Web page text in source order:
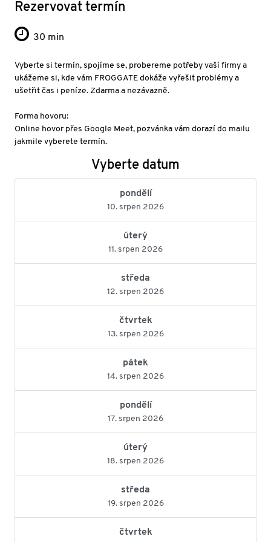
Rezervovat termín
30 min
Vyberte si termín, spojíme se, probereme potřeby vaší firmy a
ukážeme si, kde vám FROGGATE dokáže vyřešit problémy a
ušetřit čas i peníze. Zdarma a nezávazně.
Forma hovoru:
Online hovor přes Google Meet, pozvánka vám dorazí do mailu
jakmile vyberete termín.
Vyberte datum
pondělí
10. srpen 2026
úterý
11. srpen 2026
středa
12. srpen 2026
čtvrtek
13. srpen 2026
pátek
14. srpen 2026
pondělí
17. srpen 2026
úterý
18. srpen 2026
středa
19. srpen 2026
čtvrtek